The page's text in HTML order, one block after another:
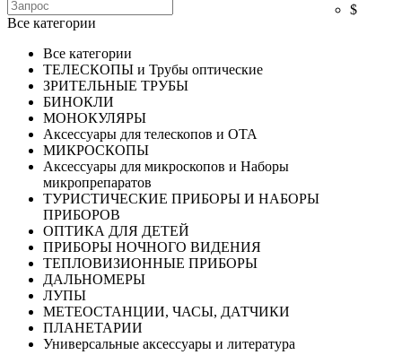
$
Все категории
Все категории
ТЕЛЕСКОПЫ и Трубы оптические
ЗРИТЕЛЬНЫЕ ТРУБЫ
БИНОКЛИ
МОНОКУЛЯРЫ
Аксессуары для телескопов и ОТА
МИКРОСКОПЫ
Аксессуары для микроскопов и Наборы
микропрепаратов
ТУРИСТИЧЕСКИЕ ПРИБОРЫ И НАБОРЫ
ПРИБОРОВ
ОПТИКА ДЛЯ ДЕТЕЙ
ПРИБОРЫ НОЧНОГО ВИДЕНИЯ
ТЕПЛОВИЗИОННЫЕ ПРИБОРЫ
ДАЛЬНОМЕРЫ
ЛУПЫ
МЕТЕОСТАНЦИИ, ЧАСЫ, ДАТЧИКИ
ПЛАНЕТАРИИ
Универсальные аксессуары и литература